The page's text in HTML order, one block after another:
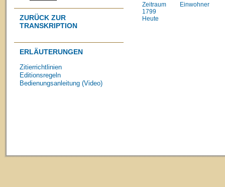
ZURÜCK ZUR
TRANSKRIPTION
ERLÄUTERUNGEN
Zitierrichtlinien
Editionsregeln
Bedienungsanleitung (Video)
Zeitraum
Einwohner
1799
Heute